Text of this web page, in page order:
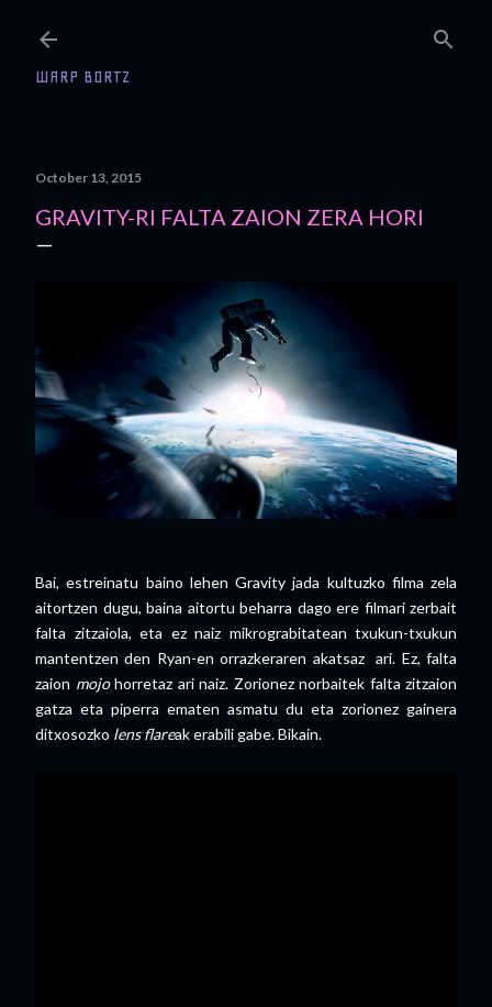
WARP BORTZ
October 13, 2015
GRAVITY-RI FALTA ZAION ZERA HORI
Bai, estreinatu baino lehen Gravity jada kultuzko filma zela
aitortzen dugu, baina aitortu beharra dago ere filmari zerbait
falta zitzaiola, eta ez naiz mikrograbitatean txukun-txukun
mantentzen den Ryan-en orrazkeraren akatsaz ari. Ez, falta
zaion mojohorretaz ari naiz. Zorionez norbaitek falta zitzaion
gatza eta piperra ematen asmatu du eta zorionez gainera
ditxosozko lensflareak erabili gabe. Bikain.